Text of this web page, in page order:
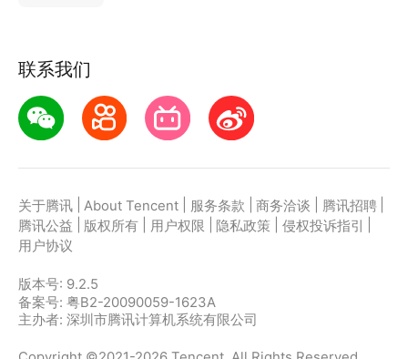
联系我们
关于腾讯 About Tencent 服务条款 商务洽谈 腾讯招聘
腾讯公益
版权所有 用户权限 隐私政策 侵权投诉指引
用户协议
版本号: 9.2.5
备案号: 粤B2-20090059-1623A
主办者: 深圳市腾讯计算机系统有限公司